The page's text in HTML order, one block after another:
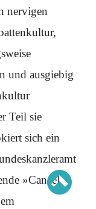
nervigen
und ausgiebig
Teil sie
sich ein
»Cancel